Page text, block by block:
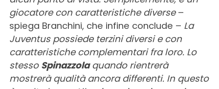
giocatore con caratteristiche diverse–
spiega Branchini, che infine conclude – La
Juventus possiede terzini diversi e con
caratteristiche complementari fra loro. Lo
stesso Spinazzolaquando rientrerà
mostrerà qualità ancora differenti. In questo